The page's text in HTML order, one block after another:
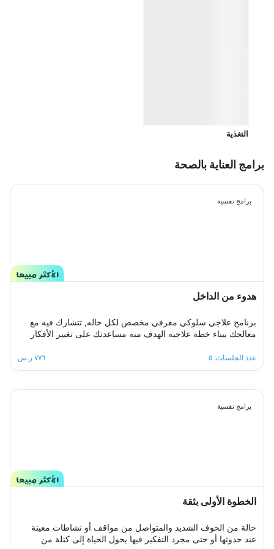
التغذية
برامج العناية بالصحة
برامج نفسية
هدوء من الداخل
برنامج علاجي سلوكي معرفي مخصص لكل حاله, تتشارك فيه مع
معالجك ببناء خطة علاجيه الهدف منه مساعدتك على تغيير الأفكار
اوشك يعتريك ، معالجك سيكون الى جانبك خطوة بخطوة ليساعدك
على تخطي ازمة التوتر والقلق المفرط لتعود لك الطمأنينة
عدد الجلسات: ٥ ٧٧٦ ر.س
برامج نفسية
الخطوة الأولى بثقة
حالة من الخوف الشديد والمتواصل من مواقف أو نشاطات معينة
عند حدوثها أو حتى مجرد التفكير فيها يحول الحياة إلى كتلة من